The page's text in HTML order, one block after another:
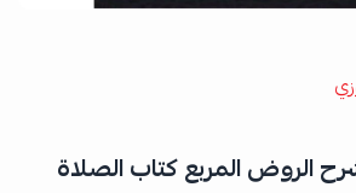
الروض المربع كتاب الصلاة